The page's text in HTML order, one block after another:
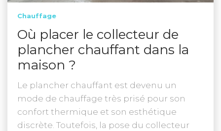
Chauffage
Où placer le collecteur de
plancher chauffant dans la
maison ?
Le plancher chauffant est devenu un
mode de chauffage très prisé pour son
confort thermique et son esthétique
discrète. Toutefois, la pose du collecteur